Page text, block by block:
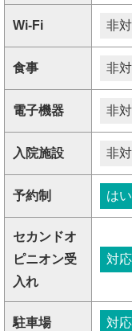
Wi-Fi 非
食事 非
電子機器 非
入院施設 非
予約制 はい
セカンドオ
ピニオン受
入れ
対応
駐車場 対応